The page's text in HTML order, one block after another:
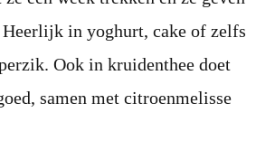
Heerlijk in yoghurt, cake of zelfs
Ook in kruidenthee doet
samen met citroenmelisse